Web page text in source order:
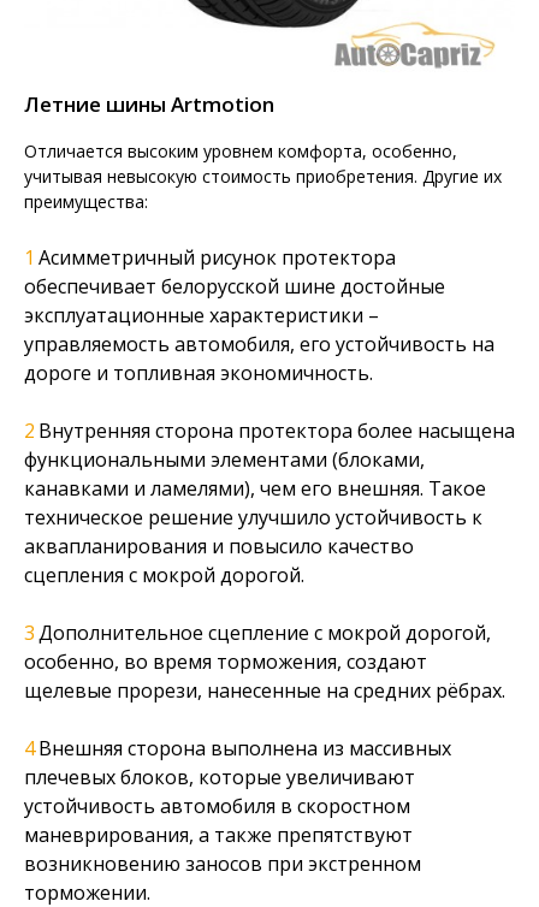
Летние шины Artmotion
Отличается высоким уровнем комфорта, особенно,
учитывая невысокую стоимость приобретения. Другие их
преимущества:
Асимметричный рисунок протектора
обеспечивает белорусской шине достойные
эксплуатационные характеристики –
управляемость автомобиля, его устойчивость на
дороге и топливная экономичность.
Внутренняя сторона протектора более насыщена
функциональными элементами (блоками,
канавками и ламелями), чем его внешняя. Такое
техническое решение улучшило устойчивость к
аквапланирования и повысило качество
сцепления с мокрой дорогой.
Дополнительное сцепление с мокрой дорогой,
особенно, во время торможения, создают
щелевые прорези, нанесенные на средних рёбрах.
Внешняя сторона выполнена из массивных
плечевых блоков, которые увеличивают
устойчивость автомобиля в скоростном
маневрирования, а также препятствуют
возникновению заносов при экстренном
торможении.